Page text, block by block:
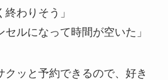
終わりそう」
セルになって時間が空いた」
クッと予約できるので、好き